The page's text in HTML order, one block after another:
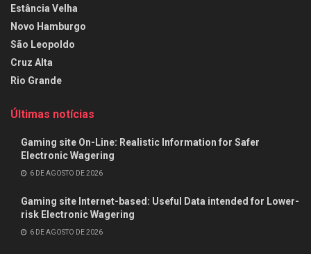
Estância Velha
Novo Hamburgo
São Leopoldo
Cruz Alta
Rio Grande
Últimas notícias
Gaming site On-Line: Realistic Information for Safer
Electronic Wagering
6 DE AGOSTO DE 2026
Gaming site Internet-based: Useful Data intended for Lower-
risk Electronic Wagering
6 DE AGOSTO DE 2026